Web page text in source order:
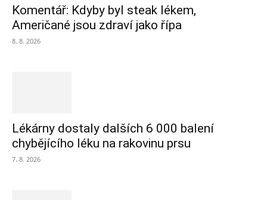
Komentář: Kdyby byl steak lékem,
Američané jsou zdraví jako řípa
8. 8. 2026
Lékárny dostaly dalších 6 000 balení
chybějícího léku na rakovinu prsu
7. 8. 2026